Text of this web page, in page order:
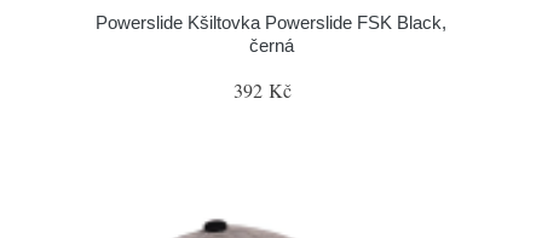
Powerslide Kšiltovka Powerslide FSK Black,
černá
392 Kč